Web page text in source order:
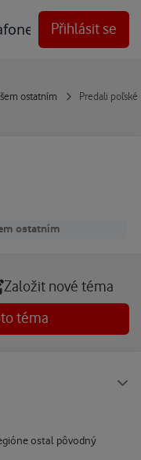
Techforum
Přihlásit se
ostatním Predali poľské
ostatním
Založit nové téma
téma
ostal pôvodný